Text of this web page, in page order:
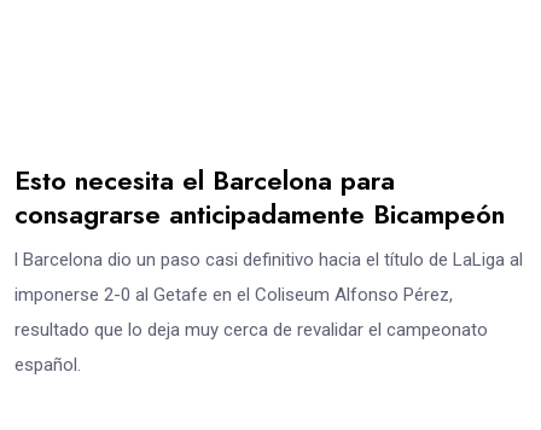
Esto necesita el Barcelona para
consagrarse anticipadamente Bicampeón
l Barcelona dio un paso casi definitivo hacia el título de LaLiga al
imponerse 2-0 al Getafe en el Coliseum Alfonso Pérez,
resultado que lo deja muy cerca de revalidar el campeonato
español.